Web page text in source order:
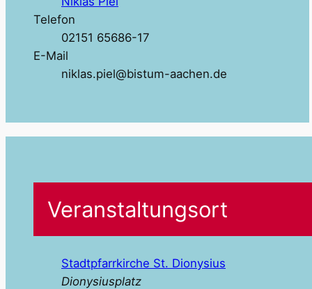
Telefon
02151 65686-17
E-Mail
niklas.piel@bistum-aachen.de
Veranstaltungsort
Stadtpfarrkirche St. Dionysius
Dionysiusplatz